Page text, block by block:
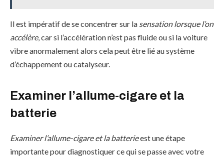
Il est impératif de se concentrer sur la sensation lorsque l’on
accélère, car si l’accélération n’est pas fluide ou si la voiture
vibre anormalement alors cela peut être lié au système
d’échappement ou catalyseur.
Examiner l’allume-cigare et la
batterie
Examiner l’allume-cigare et la batterieest une étape
importante pour diagnostiquer ce qui se passe avec votre